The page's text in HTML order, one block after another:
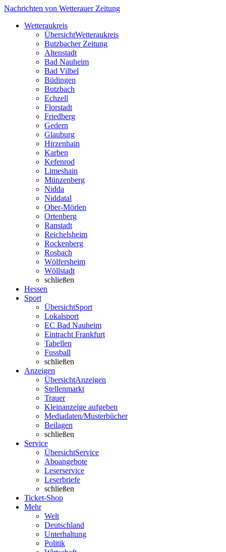
Nachrichten von Wetterauer Zeitung
Wetteraukreis
ÜbersichtWetteraukreis
Butzbacher Zeitung
Altenstadt
Bad Nauheim
Bad Vilbel
Büdingen
Butzbach
Echzell
Florstadt
Friedberg
Gedern
Glauburg
Hirzenhain
Karben
Kefenrod
Limeshain
Münzenberg
Nidda
Niddatal
Ober-Mörlen
Ortenberg
Ranstadt
Reichelsheim
Rockenberg
Rosbach
Wölfersheim
Wöllstadt
schließen
Hessen
Sport
ÜbersichtSport
Lokalsport
EC Bad Nauheim
Eintracht Frankfurt
Tabellen
Fussball
schließen
Anzeigen
ÜbersichtAnzeigen
Stellenmarkt
Trauer
Kleinanzeige aufgeben
Mediadaten/Musterbücher
Beilagen
schließen
Service
ÜbersichtService
Aboangebote
Leserservice
Leserbriefe
schließen
Ticket-Shop
Mehr
Welt
Deutschland
Unterhaltung
Politik